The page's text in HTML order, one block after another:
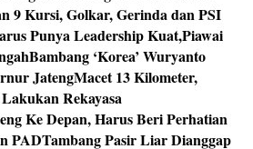
9 Kursi, Golkar, Gerinda dan PSI
Punya Leadership Kuat,Piawai
Bambang ‘Korea’ Wuryanto
JatengMacet 13 Kilometer,
Rekayasa
Ke Depan, Harus Beri Perhatian
PADTambang Pasir Liar Dianggap